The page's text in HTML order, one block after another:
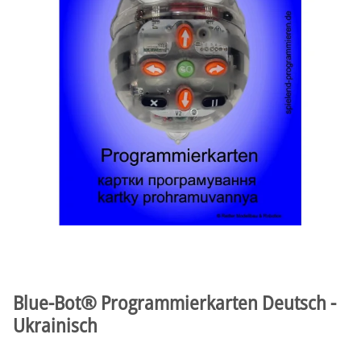
Blue-Bot® Programmierkarten Deutsch -
Ukrainisch